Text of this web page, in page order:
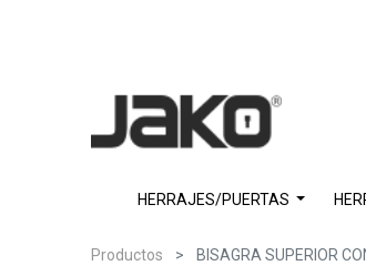
HERRAJES/PUERTAS
Productos BISAGRA SUPERIOR